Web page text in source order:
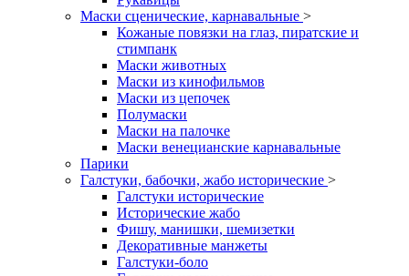
Маски сценические, карнавальные >
Кожаные повязки на глаз, пиратские и
стимпанк
Маски животных
Маски из кинофильмов
Маски из цепочек
Полумаски
Маски на палочке
Маски венецианские карнавальные
Парики
Галстуки, бабочки, жабо исторические >
Галстуки исторические
Исторические жабо
Фишу, манишки, шемизетки
Декоративные манжеты
Галстуки-боло